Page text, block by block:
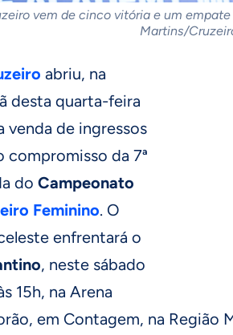
vem de cinco vitória e um
Martins/
abriu, na
desta quarta-feira
venda de ingressos
compromisso da 7ª
do Campeonato
Feminino. O
enfrentará o
, neste sábado
15h, na Arena
em Contagem, na Região